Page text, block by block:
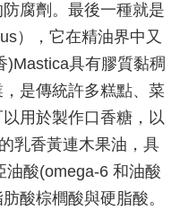
腐劑。最後一種就是
），它在精油界中又
)Mastica具有膠質黏稠
是傳統許多糕點、菜
用於製作口香糖，以
乳香黃連木果油，具
油酸(omega-6 和油酸
酸棕櫚酸與硬脂酸。